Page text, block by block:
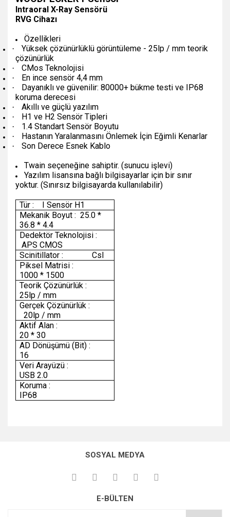
Intraoral X-Ray Sensörü
RVG Cihazı
Özellikleri
·
Yüksek çözünürlüklü görüntüleme - 25lp / mm teorik
çözünürlük
· CMos Teknolojisi
· En ince sensör 4,4 mm
·
Dayanıklı ve güvenilir: 80000+ bükme testi ve IP68
koruma derecesi
· Akıllı ve güçlü yazılım
· H1 ve H2 Sensör Tipleri
· 1.4 Standart Sensör Boyutu
· Hastanın Yaralanmasını Önlemek İçin Eğimli Kenarlar
·
Son Derece Esnek Kablo
Twain seçeneğine sahiptir. (sunucu işlevi)
Yazılım lisansına bağlı bilgisayarlar için bir sınır
yoktur. (Sınırsız bilgisayarda kullanılabilir)
Tür : I Sensör H1
Mekanik Boyut : 25.0 *
36.8 * 4.4
Dedektör Teknolojisi :
APS CMOS
Scinitillator : Csl
Piksel Matrisi :
1000 * 1500
Teorik Çözünürlük :
25lp / mm
Gerçek Çözünürlük :
20lp / mm
Aktif Alan :
20 * 30
AD Dönüşümü (Bit) :
16
Veri Arayüzü :
USB 2.0
Koruma :
IP68
SOSYAL MEDYA
E-BÜLTEN